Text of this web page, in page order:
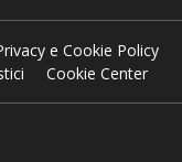
e Cookie Policy
Cookie Center